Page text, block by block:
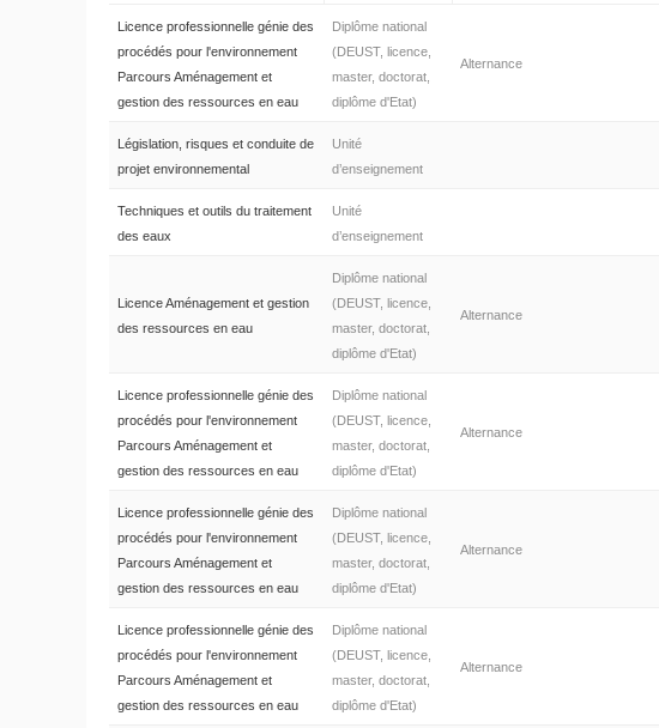
Licence professionnelle génie des
procédés pour l'environnement
Parcours Aménagement et
gestion des ressources en eau
Diplôme national
(DEUST, licence,
master, doctorat,
diplôme d'Etat)
Alternance
Législation, risques et conduite de
projet environnemental
Unité
d’enseignement
Techniques et outils du traitement
des eaux
Unité
d’enseignement
Licence Aménagement et gestion
des ressources en eau
Diplôme national
(DEUST, licence,
master, doctorat,
diplôme d'Etat)
Alternance
Licence professionnelle génie des
procédés pour l'environnement
Parcours Aménagement et
gestion des ressources en eau
Diplôme national
(DEUST, licence,
master, doctorat,
diplôme d'Etat)
Alternance
Licence professionnelle génie des
procédés pour l'environnement
Parcours Aménagement et
gestion des ressources en eau
Diplôme national
(DEUST, licence,
master, doctorat,
diplôme d'Etat)
Alternance
Licence professionnelle génie des
procédés pour l'environnement
Parcours Aménagement et
gestion des ressources en eau
Diplôme national
(DEUST, licence,
master, doctorat,
diplôme d'Etat)
Alternance